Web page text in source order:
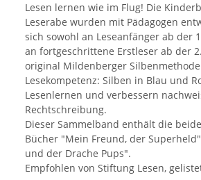
Lesen lernen wie im Flug! Die
Leserabe wurden mit Pädagogen
sich sowohl an Leseanfänger ab der
an fortgeschrittene Erstleser ab der
original Mildenberger
Lesekompetenz: Silben in Blau und
Lesenlernen und verbessern
Rechtschreibung.
Dieser Sammelband enthält die
Bücher "Mein Freund, der
und der Drache Pups".
Empfohlen von Stiftung Lesen,